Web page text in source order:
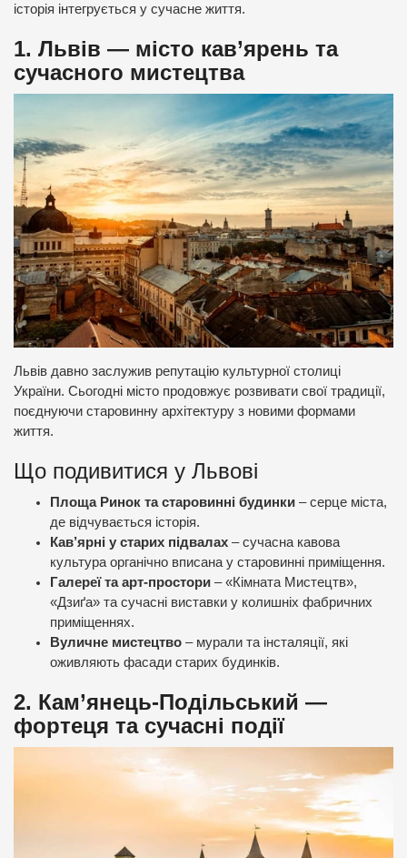
історія інтегрується у сучасне життя.
1. Львів — місто кав’ярень та
сучасного мистецтва
Львів давно заслужив репутацію культурної столиці
України. Сьогодні місто продовжує розвивати свої традиції,
поєднуючи старовинну архітектуру з новими формами
життя.
Що подивитися у Львові
Площа Ринок та старовинні будинки – серце міста,
де відчувається історія.
Кав’ярні у старих підвалах – сучасна кавова
культура органічно вписана у старовинні приміщення.
Галереї та арт-простори – «Кімната Мистецтв»,
«Дзиґа» та сучасні виставки у колишніх фабричних
приміщеннях.
Вуличне мистецтво – мурали та інсталяції, які
оживляють фасади старих будинків.
2. Кам’янець-Подільський —
фортеця та сучасні події